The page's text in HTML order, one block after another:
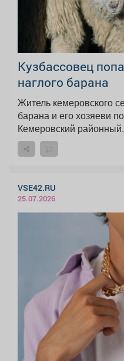
Кузбассовец
наглого барана
Житель кемеровского
барана и его хозяеви
Кемеровский
VSE42.RU
25.07.2026